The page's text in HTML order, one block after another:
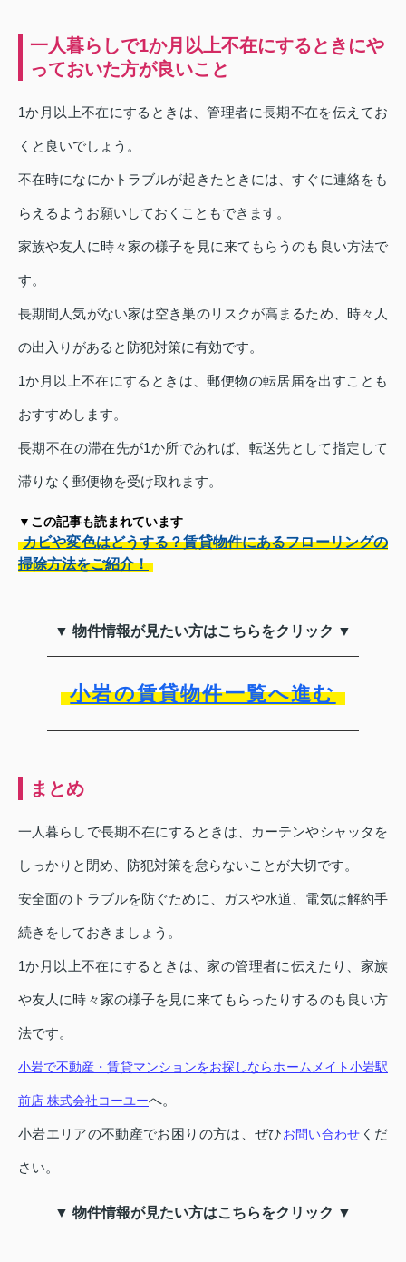
一人暮らしで1か月以上不在にするときにや
っておいた方が良いこと
1か月以上不在にするときは、管理者に長期不在を伝えてお
くと良いでしょう。
不在時になにかトラブルが起きたときには、すぐに連絡をも
らえるようお願いしておくこともできます。
家族や友人に時々家の様子を見に来てもらうのも良い方法で
す。
長期間人気がない家は空き巣のリスクが高まるため、時々人
の出入りがあると防犯対策に有効です。
1か月以上不在にするときは、郵便物の転居届を出すことも
おすすめします。
長期不在の滞在先が1か所であれば、転送先として指定して
滞りなく郵便物を受け取れます。
▼この記事も読まれています
カビや変色はどうする？賃貸物件にあるフローリングの
掃除方法をご紹介！
▼ 物件情報が見たい方はこちらをクリック ▼
小岩の賃貸物件一覧へ進む
まとめ
一人暮らしで長期不在にするときは、カーテンやシャッタを
しっかりと閉め、防犯対策を怠らないことが大切です。
安全面のトラブルを防ぐために、ガスや水道、電気は解約手
続きをしておきましょう。
1か月以上不在にするときは、家の管理者に伝えたり、家族
や友人に時々家の様子を見に来てもらったりするのも良い方
法です。
小岩で不動産・賃貸マンションをお探しならホームメイト小岩駅
前店 株式会社コーユーへ。
小岩エリアの不動産でお困りの方は、ぜひお問い合わせ くだ
さい。
▼ 物件情報が見たい方はこちらをクリック ▼